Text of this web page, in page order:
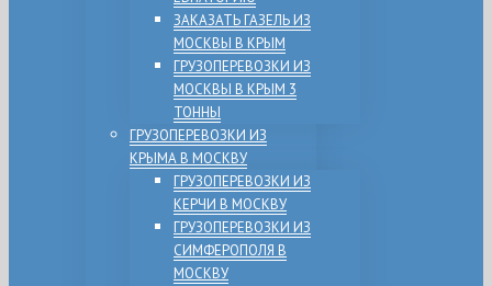
ЗАКАЗАТЬ ГАЗЕЛЬ ИЗ
МОСКВЫ В КРЫМ
ГРУЗОПЕРЕВОЗКИ ИЗ
МОСКВЫ В КРЫМ 3
ТОННЫ
ГРУЗОПЕРЕВОЗКИ ИЗ
КРЫМА В МОСКВУ
ГРУЗОПЕРЕВОЗКИ ИЗ
КЕРЧИ В МОСКВУ
ГРУЗОПЕРЕВОЗКИ ИЗ
СИМФЕРОПОЛЯ В
МОСКВУ